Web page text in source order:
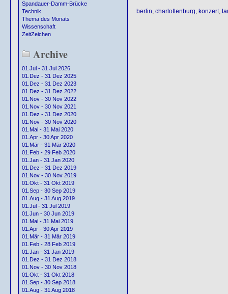
Spandauer-Damm-Brücke
Technik
Thema des Monats
Wissenschaft
ZeitZeichen
Archive
01.Jul - 31 Jul 2026
01.Dez - 31 Dez 2025
01.Dez - 31 Dez 2023
01.Dez - 31 Dez 2022
01.Nov - 30 Nov 2022
01.Nov - 30 Nov 2021
01.Dez - 31 Dez 2020
01.Nov - 30 Nov 2020
01.Mai - 31 Mai 2020
01.Apr - 30 Apr 2020
01.Mär - 31 Mär 2020
01.Feb - 29 Feb 2020
01.Jan - 31 Jan 2020
01.Dez - 31 Dez 2019
01.Nov - 30 Nov 2019
01.Okt - 31 Okt 2019
01.Sep - 30 Sep 2019
01.Aug - 31 Aug 2019
01.Jul - 31 Jul 2019
01.Jun - 30 Jun 2019
01.Mai - 31 Mai 2019
01.Apr - 30 Apr 2019
01.Mär - 31 Mär 2019
01.Feb - 28 Feb 2019
01.Jan - 31 Jan 2019
01.Dez - 31 Dez 2018
01.Nov - 30 Nov 2018
01.Okt - 31 Okt 2018
01.Sep - 30 Sep 2018
01.Aug - 31 Aug 2018
berlin charlottenburg konzert,